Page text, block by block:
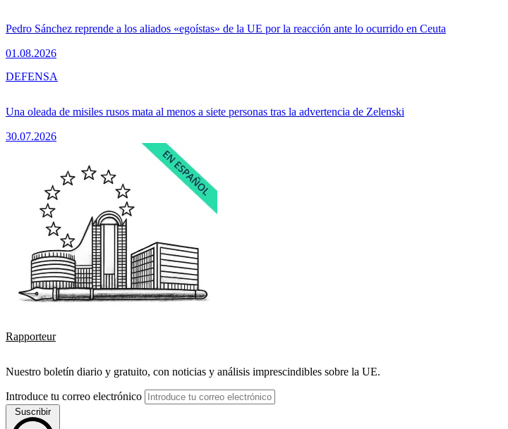
Pedro Sánchez reprende a los aliados «egoístas» de la UE por la reacción ante lo ocurrido en Ceuta
01.08.2026
Una oleada de misiles rusos mata al menos a siete personas tras la advertencia de Zelenski
30.07.2026
DEFENSA
Rapporteur
Nuestro boletín diario y gratuito, con noticias y análisis imprescindibles sobre la UE.
Introduce tu correo electrónico
Suscribir